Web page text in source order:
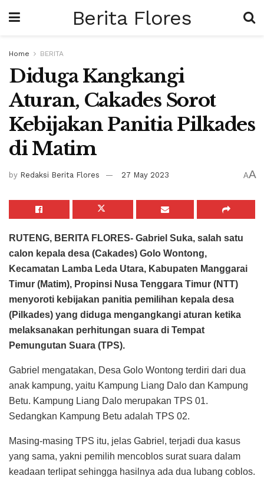
Berita Flores
Home BERITA
Diduga Kangkangi
Aturan, Cakades Sorot
Kebijakan Panitia Pilkades
di Matim
by Redaksi Berita Flores 27 May 2023 AA
RUTENG, BERITA FLORES- Gabriel Suka, salah satu
calon kepala desa (Cakades) Golo Wontong,
Kecamatan Lamba Leda Utara, Kabupaten Manggarai
Timur (Matim), Propinsi Nusa Tenggara Timur (NTT)
menyoroti kebijakan panitia pemilihan kepala desa
(Pilkades) yang diduga mengangkangi aturan ketika
melaksanakan perhitungan suara di Tempat
Pemungutan Suara (TPS).
Gabriel mengatakan, Desa Golo Wontong terdiri dari dua
anak kampung, yaitu Kampung Liang Dalo dan Kampung
Betu. Kampung Liang Dalo merupakan TPS 01.
Sedangkan Kampung Betu adalah TPS 02.
Masing-masing TPS itu, jelas Gabriel, terjadi dua kasus
yang sama, yakni pemilih mencoblos surat suara dalam
keadaan terlipat sehingga hasilnya ada dua lubang coblos.